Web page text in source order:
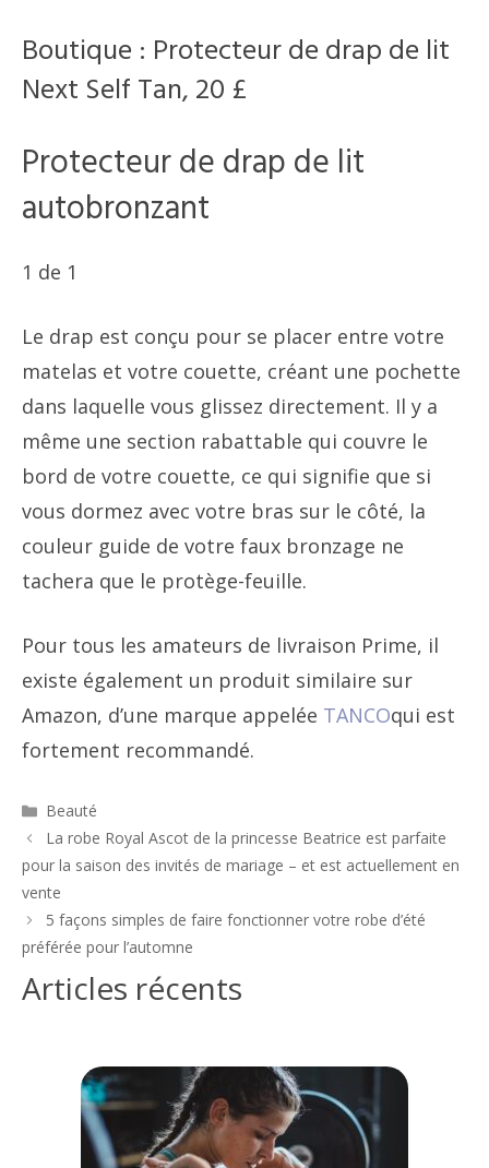
Boutique : Protecteur de drap de lit
Next Self Tan, 20 £
Protecteur de drap de lit
autobronzant
1 de 1
Le drap est conçu pour se placer entre votre
matelas et votre couette, créant une pochette
dans laquelle vous glissez directement. Il y a
même une section rabattable qui couvre le
bord de votre couette, ce qui signifie que si
vous dormez avec votre bras sur le côté, la
couleur guide de votre faux bronzage ne
tachera que le protège-feuille.
Pour tous les amateurs de livraison Prime, il
existe également un produit similaire sur
Amazon, d’une marque appelée TANCOqui est
fortement recommandé.
Catégories
Beauté
Navigation
des
articles
La robe Royal Ascot de la princesse Beatrice est parfaite
pour la saison des invités de mariage – et est actuellement en
vente
5 façons simples de faire fonctionner votre robe d’été
préférée pour l’automne
Articles récents